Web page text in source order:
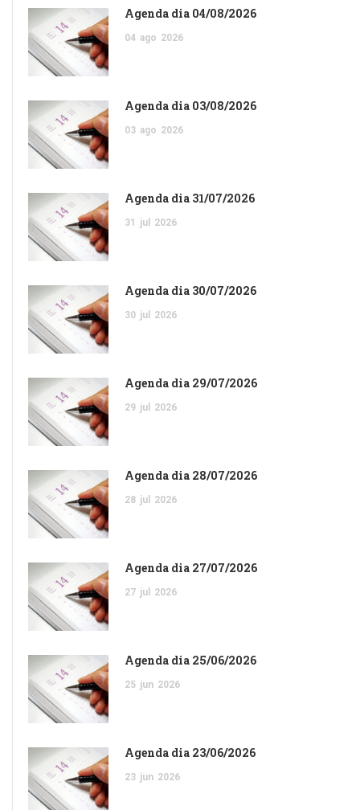
Agenda dia 04/08/2026
04 ago 2026
Agenda dia 03/08/2026
03 ago 2026
Agenda dia 31/07/2026
31 jul 2026
Agenda dia 30/07/2026
30 jul 2026
Agenda dia 29/07/2026
29 jul 2026
Agenda dia 28/07/2026
28 jul 2026
Agenda dia 27/07/2026
27 jul 2026
Agenda dia 25/06/2026
25 jun 2026
Agenda dia 23/06/2026
23 jun 2026